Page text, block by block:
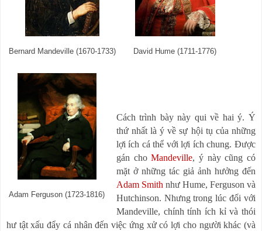
Bernard Mandeville (1670-1733) David Hume (1711-1776)
Adam Ferguson (1723-1816)
Cách trình bày này qui về hai ý. Ý
thứ nhất là ý về sự hội tụ của những
lợi ích cá thể với lợi ích chung. Được
gán choMandeville, ý này cũng có
mặt ở những tác giả ảnh hưởng đến
Adam Smith như Hume, Ferguson và
Hutchinson. Nhưng trong lúc đối với
Mandeville, chính tính ích kỉ và thói
hư tật xấu đẩy cá nhân đến việc ứng xử có lợi cho người khác (và